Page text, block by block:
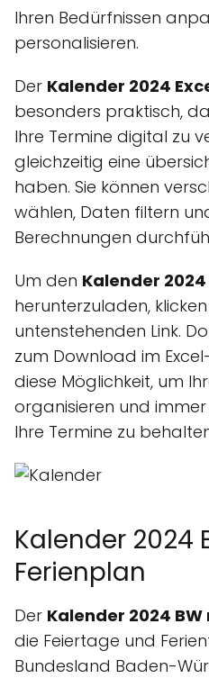
Ihren Bedürfnissen
personalisieren.
Der Kalender 2024
besonders praktisch,
Ihre Termine digital zu
gleichzeitig eine
haben. Sie können
wählen, Daten filtern
Berechnungen
Um den Kalender 2024
herunterzuladen,
untenstehenden Link.
zum Download im
diese Möglichkeit, um
organisieren und
Ihre Termine zu
Kalender 2024
Ferienplan
Der Kalender 2024
die Feiertage und
Bundesland Baden-